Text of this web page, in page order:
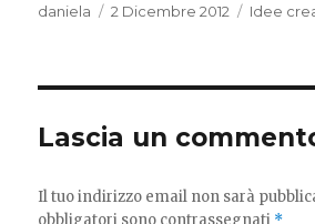
Autore
daniela
Pubblicato
2 Dicembre 2012 Idee
Lascia un
Il tuo indirizzo email non sarà
obbligatori sono contrassegnati *